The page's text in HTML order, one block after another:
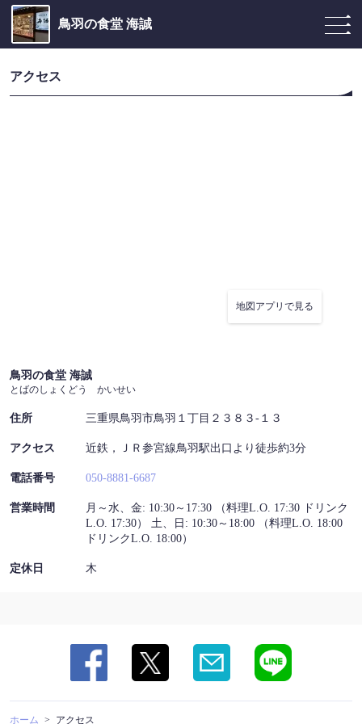
鳥羽の食堂 海誠
アクセス
地図アプリで見る
鳥羽の食堂 海誠
とばのしょくどう かいせい
住所 三重県鳥羽市鳥羽１丁目２３８３-１３
アクセス 近鉄，ＪＲ参宮線鳥羽駅出口より徒歩約3分
電話番号 050-8881-6687
営業時間
月～水、金: 10:30～17:30 （料理L.O. 17:30 ドリンク
L.O. 17:30） 土、日: 10:30～18:00 （料理L.O. 18:00
ドリンクL.O. 18:00）
定休日 木
ホーム アクセス
この店舗情報をシェアする
三重県鳥羽市鳥羽１丁目２３８３-１３